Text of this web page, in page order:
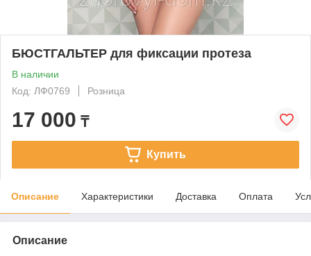
БЮСТГАЛЬТЕР для фиксации протеза
В наличии
Код: ЛФ0769
Розница
17 000 ₸
Купить
Описание Характеристики Доставка Оплата
Описание